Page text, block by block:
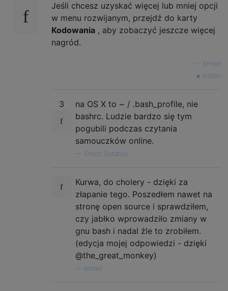
Jeśli chcesz uzyskać więcej lub mniej opcji
w menu rozwijanym, przejdź do karty
Kodowania , aby zobaczyć jeszcze więcej
nagród.
bmike
źródło
3
na OS X to ~ / .bash_profile, nie
bashrc. Ludzie bardzo się tym
pogubili podczas czytania
samouczków online.
Enrico Susatyo,
Kurwa, do cholery - dzięki za
złapanie tego. Poszedłem nawet na
stronę open source i sprawdziłem,
czy jabłko wprowadziło zmiany w
gnu bash i nadal źle to zrobiłem.
(edycja mojej odpowiedzi - dzięki
@the_great_monkey)
bmike